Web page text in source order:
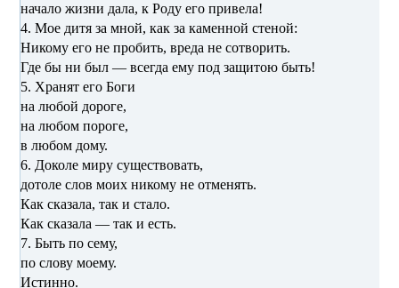
начало жизни дала, к Роду его привела!
4. Мое дитя за мной, как за каменной стеной:
Никому его не пробить, вреда не сотворить.
Где бы ни был — всегда ему под защитою быть!
5. Хранят его Боги
на любой дороге,
на любом пороге,
в любом дому.
6. Доколе миру существовать,
дотоле слов моих никому не отменять.
Как сказала, так и стало.
Как сказала — так и есть.
7. Быть по сему,
по слову моему.
Истинно.